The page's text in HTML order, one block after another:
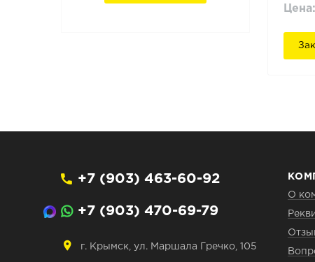
+7 (903) 463-60-92
+7 (903) 470-69-79
г. Крымск, ул. Маршала Гречко, 105
О